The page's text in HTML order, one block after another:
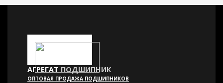
АГРЕГАТ ПОДШИПНИК
ОПТОВАЯ ПРОДАЖА ПОДШИПНИКОВ